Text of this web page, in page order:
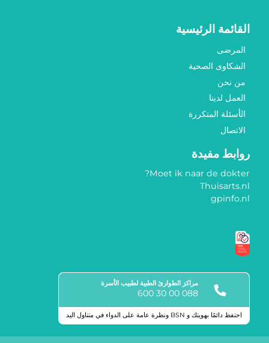
القائمة الرئيسية
المرضى
الشكاوى الصحية
من نحن
العمل لدينا
الأسئلة المتكررة
الاتصال
روابط مفيدة
Moet ik naar de dokter?
Thuisarts.nl
gpinfo.nl
مراكز الطوارئ الطبية لطبيب الأسرة
088 00 30 600
احتفظ دائمًا بهويتك و BSN ونظرة عامة على الدواء في متناول اليد